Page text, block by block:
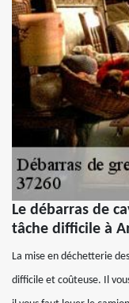
Le débarras de
tâche difficile à
La mise en déchetterie
difficile et coûteuse. Il